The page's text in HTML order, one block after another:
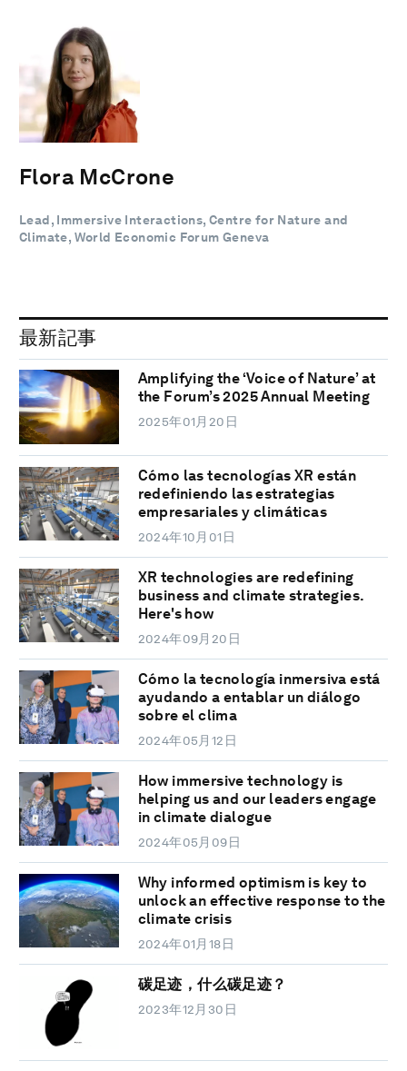
Flora McCrone
Lead, Immersive Interactions, Centre for Nature and
Climate, World Economic Forum Geneva
最新記事
Amplifying the ‘Voice of Nature’ at
the Forum’s 2025 Annual Meeting
2025年01月20日
Cómo las tecnologías XR están
redefiniendo las estrategias
empresariales y climáticas
2024年10月01日
XR technologies are redefining
business and climate strategies.
Here's how
2024年09月20日
Cómo la tecnología inmersiva está
ayudando a entablar un diálogo
sobre el clima
2024年05月12日
How immersive technology is
helping us and our leaders engage
in climate dialogue
2024年05月09日
Why informed optimism is key to
unlock an effective response to the
climate crisis
2024年01月18日
碳足迹，什么碳足迹？
2023年12月30日